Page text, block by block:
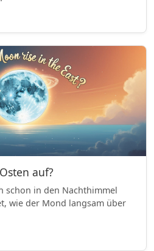
auf?
schon in den Nachthimmel
wie der Mond langsam über